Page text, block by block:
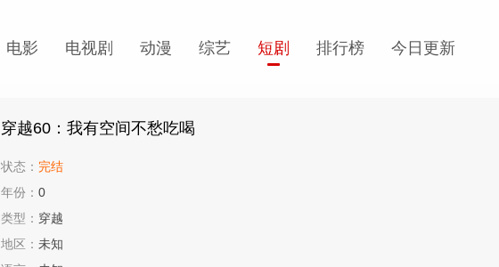
电影 电视剧 动漫 综艺 短剧 排行榜 今日更新
穿越60：我有空间不愁吃喝
状态： 完结
年份： 0
类型： 穿越
地区： 未知